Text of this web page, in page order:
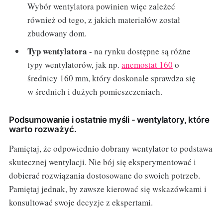
Wybór wentylatora powinien więc zależeć
również od tego, z jakich materiałów został
zbudowany dom.
Typ wentylatora - na rynku dostępne są różne
typy wentylatorów, jak np.anemostat 160 o
średnicy 160 mm, który doskonale sprawdza się
w średnich i dużych pomieszczeniach.
Podsumowanie i ostatnie myśli - wentylatory, które
warto rozważyć.
Pamiętaj, że odpowiednio dobrany wentylator to podstawa
skutecznej wentylacji. Nie bój się eksperymentować i
dobierać rozwiązania dostosowane do swoich potrzeb.
Pamiętaj jednak, by zawsze kierować się wskazówkami i
konsultować swoje decyzje z ekspertami.